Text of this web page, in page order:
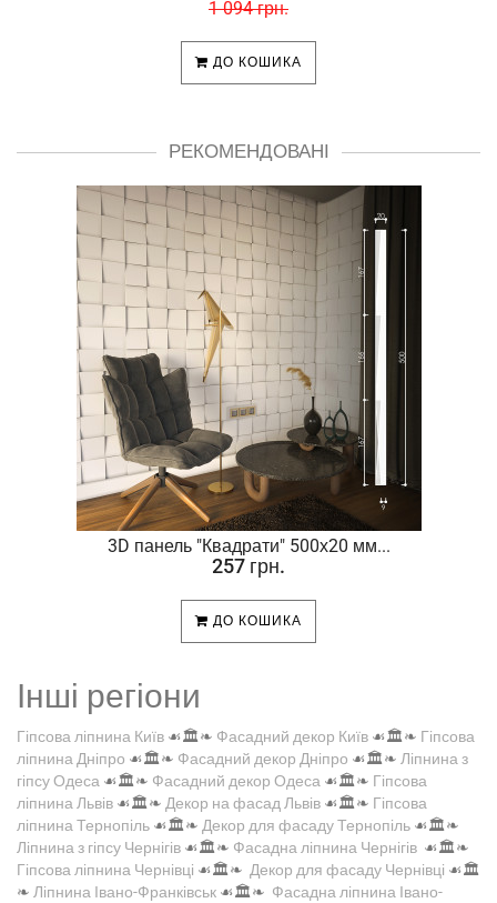
1 094 грн.
ДО КОШИКА
РЕКОМЕНДОВАНІ
3D панель "Квадрати" 500х20 мм...
257 грн.
ДО КОШИКА
Інші регіони
Гіпсова ліпнина Київ ☙🏛️❧ Фасадний декор Київ ☙🏛️❧ Гіпсова
ліпнина Дніпро ☙🏛️❧ Фасадний декор Дніпро ☙🏛️❧ Ліпнина з
гіпсу Одеса ☙🏛️❧ Фасадний декор Одеса ☙🏛️❧ Гіпсова
ліпнина Львів ☙🏛️❧ Декор на фасад Львів ☙🏛️❧ Гіпсова
ліпнина Тернопіль ☙🏛️❧ Декор для фасаду Тернопіль ☙🏛️❧
Ліпнина з гіпсу Чернігів ☙🏛️❧ Фасадна ліпнина Чернігів ☙🏛️❧
Гіпсова ліпнина Чернівці ☙🏛️❧ Декор для фасаду Чернівці ☙🏛️
❧ Ліпнина Івано-Франківськ ☙🏛️❧ Фасадна ліпнина Івано-